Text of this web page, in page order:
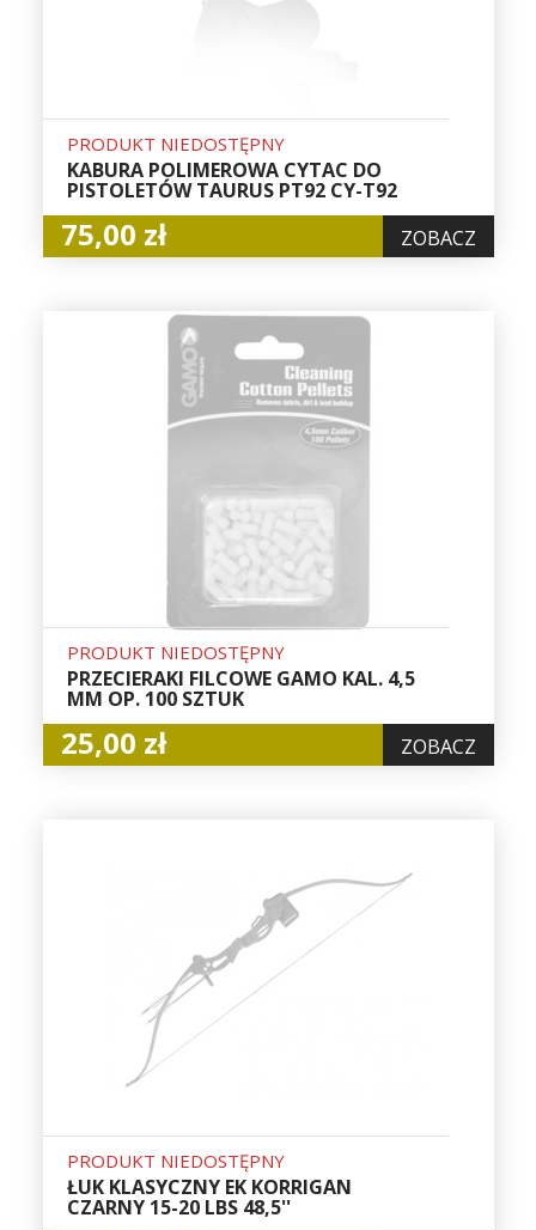
PRODUKT NIEDOSTĘPNY
KABURA POLIMEROWA CYTAC DO
PISTOLETÓW TAURUS PT92 CY-T92
75,00 zł ZOBACZ
PRODUKT NIEDOSTĘPNY
PRZECIERAKI FILCOWE GAMO KAL. 4,5
MM OP. 100 SZTUK
25,00 zł ZOBACZ
PRODUKT NIEDOSTĘPNY
ŁUK KLASYCZNY EK KORRIGAN
CZARNY 15-20 LBS 48,5''